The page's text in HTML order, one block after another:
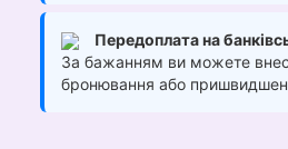
Передоплата на
За бажанням ви можете
бронювання або